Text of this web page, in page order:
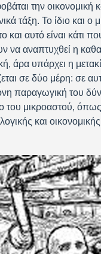
την οικονομική
τάξη. Το ίδιο και ο
αυτό είναι κάτι
να αναπτυχθεί η
άρα υπάρχει η
σε δύο μέρη: σε
παραγωγική του
του μικροαστού,
και